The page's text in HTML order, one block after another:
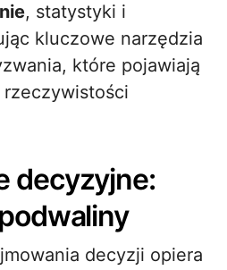
, statystyki i
kluczowe narzędzia
które pojawiają
decyzyjne:
decyzji opiera